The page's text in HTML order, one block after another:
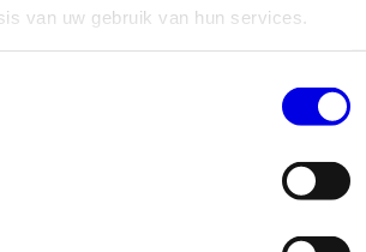
van uw gebruik van hun services.
cursus met opbouw werkt sneller dan
of spelletjes. Lees waarom in ons artikel